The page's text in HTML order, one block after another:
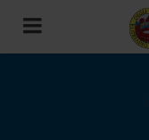
Toggle
navigation